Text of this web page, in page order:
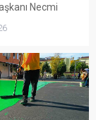
Necmi
yapılması
sorunları ve
doğrudan
aktardı.